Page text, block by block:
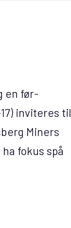
en før-
inviteres til
Miners
fokus spå